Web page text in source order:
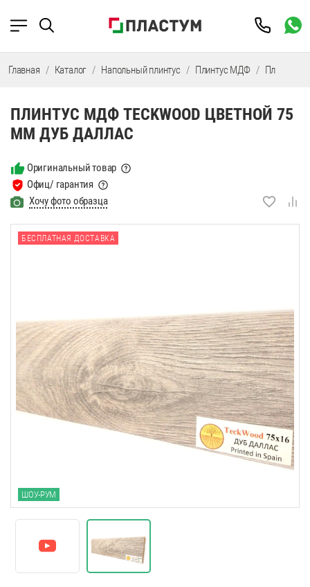
Главная Каталог Напольный плинтус Плинтус МДФ Плинтус
ПЛИНТУС МДФ TECKWOOD ЦВЕТНОЙ 75
ММ ДУБ ДАЛЛАС
Оригинальный товар
Офиц/ гарантия
Хочу фото образца
БЕСПЛАТНАЯ ДОСТАВКА
ШОУ-РУМ